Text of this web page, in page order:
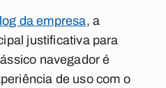
da empresa, a
justificativa para
navegador é
de uso com o